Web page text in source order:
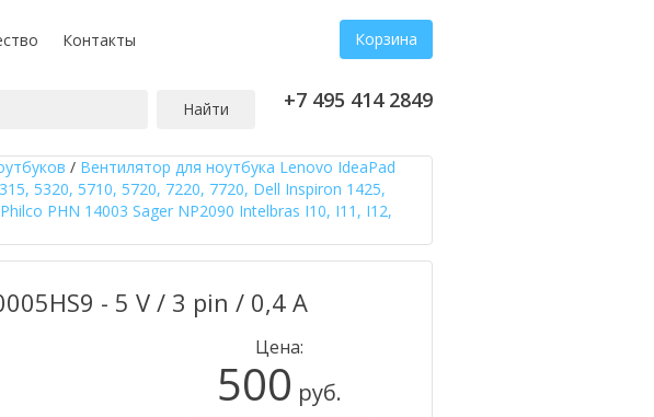
Контакты Корзина
Найти +7 495 414 2849
/ Вентилятор для ноутбука Lenovo IdeaPad
5320, 5710, 5720, 7220, 7720, Dell Inspiron 1425,
PHN 14003 Sager NP2090 Intelbras I10, I11, I12,
- 5 V / 3 pin / 0,4 А
Цена:
500 руб.